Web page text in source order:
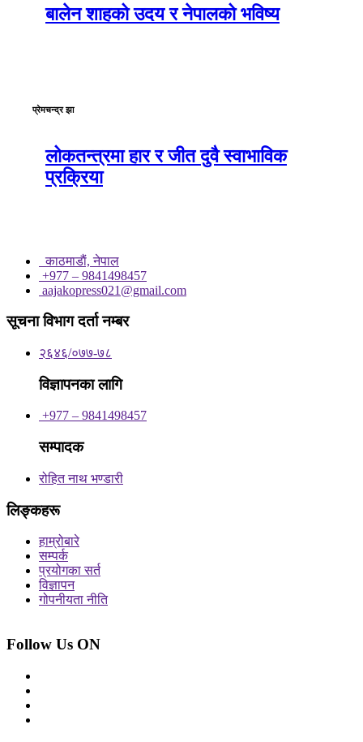
बालेन शाहको उदय र नेपालको भविष्य
प्रेमचन्द्र झा
लोकतन्त्रमा हार र जीत दुवै स्वाभाविक
प्रक्रिया
काठमाडाैं, नेपाल
+977 – 9841498457
aajakopress021@gmail.com
सूचना विभाग दर्ता नम्बर
२६४६/०७७-७८
विज्ञापनका लागि
+977 – 9841498457
सम्पादक
रोहित नाथ भण्डारी
लिङ्कहरू
हाम्रोबारे
सम्पर्क
प्रयोगका सर्त
विज्ञापन
गोपनीयता नीति
Follow Us ON